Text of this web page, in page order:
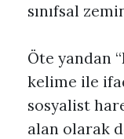
sınıfsal
Öte yandan
kelime ile
sosyalist
alan olarak